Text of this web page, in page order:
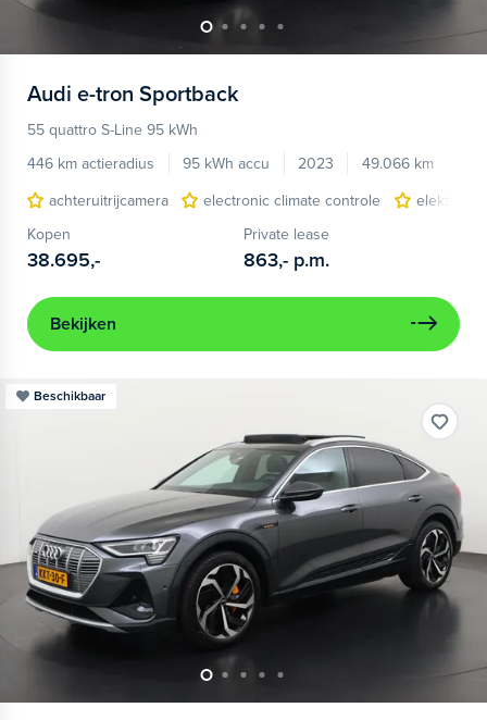
Audi e-tron Sportback
55 quattro S-Line 95 kWh
446 km actieradius
95 kWh accu 2023
49.066 km
achteruitrijcamera
electronic climate controle
elektrisch
Kopen
38.695,-
Private lease
863,- p.m.
Bekijken
Beschikbaar